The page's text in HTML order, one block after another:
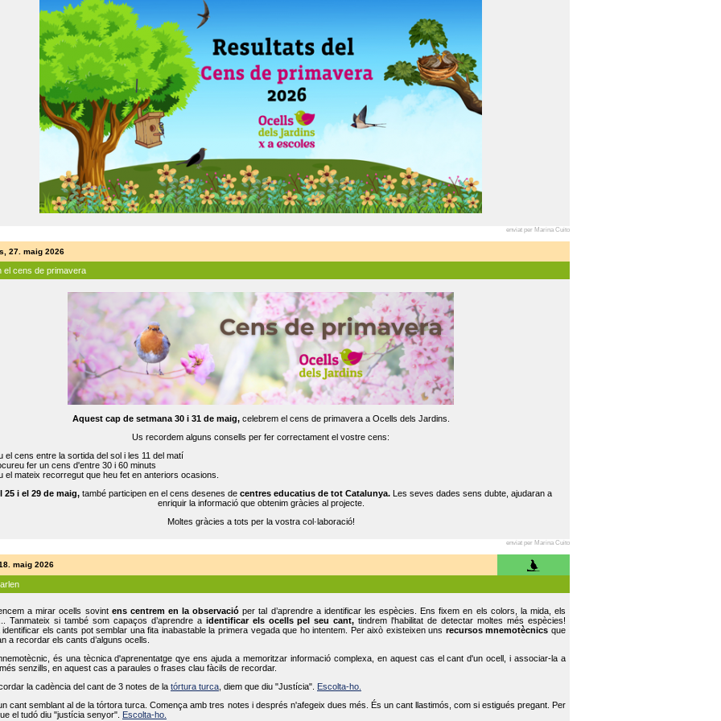
enviat per Marina Cuito
27. maig 2026
el cens de primavera
Aquest cap de setmana 30 i 31 de maig,celebrem el cens de primavera a Ocells dels Jardins.
Us recordem alguns consells per fer correctament el vostre cens:
el cens entre la sortida del sol i les 11 del matí
fer un cens d'entre 30 i 60 minuts
el mateix recorregut que heu fet en anteriors ocasions.
25 i el 29 de maig,també participen en el cens desenes de centres educatius de tot Catalunya.Les seves dades sens dubte, ajudaran a
enriquir la informació que obtenim gràcies al projecte.
Moltes gràcies a tots per la vostra col·laboració!
enviat per Marina Cuito
maig 2026
a mirar ocells sovint ens centrem en la observació per tal d’aprendre a identificar les espècies. Ens fixem en els colors, la mida, els
Tanmateix si també som capaços d’aprendre a identificar els ocells pel seu cant, tindrem l'habilitat de detectar moltes més espècies!
els cants pot semblar una fita inabastable la primera vegada que ho intentem. Per això existeixen uns recursos mnemotècnics que
a recordar els cants d’alguns ocells.
és una tècnica d'aprenentatge qye ens ajuda a memoritzar informació complexa, en aquest cas el cant d'un ocell, i associar-la a
senzills, en aquest cas a paraules o frases clau fàcils de recordar.
la cadència del cant de 3 notes de la tórtura turca , diem que diu "Justícia".
Escolta-ho.
cant semblant al de la tórtora turca. Comença amb tres notes i després n'afegeix dues més. És un cant llastimós, com si estigués pregant. Per
el tudó diu "justícia senyor".
Escolta-ho.